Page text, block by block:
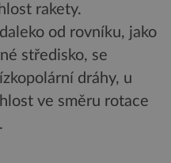
rakety.
od rovníku, jako
středisko, se
dráhy, u
ve směru rotace